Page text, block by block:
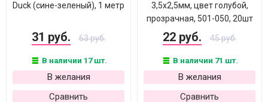
Duck (сине-зеленый), 1 метр
31 руб. 63 руб.
В наличии 17 шт.
В желания
Сравнить
3,5х2,5мм, цвет голубой,
прозрачная, 501-050, 20шт
22 руб. 45 руб.
В наличии 71 шт.
В желания
Сравнить